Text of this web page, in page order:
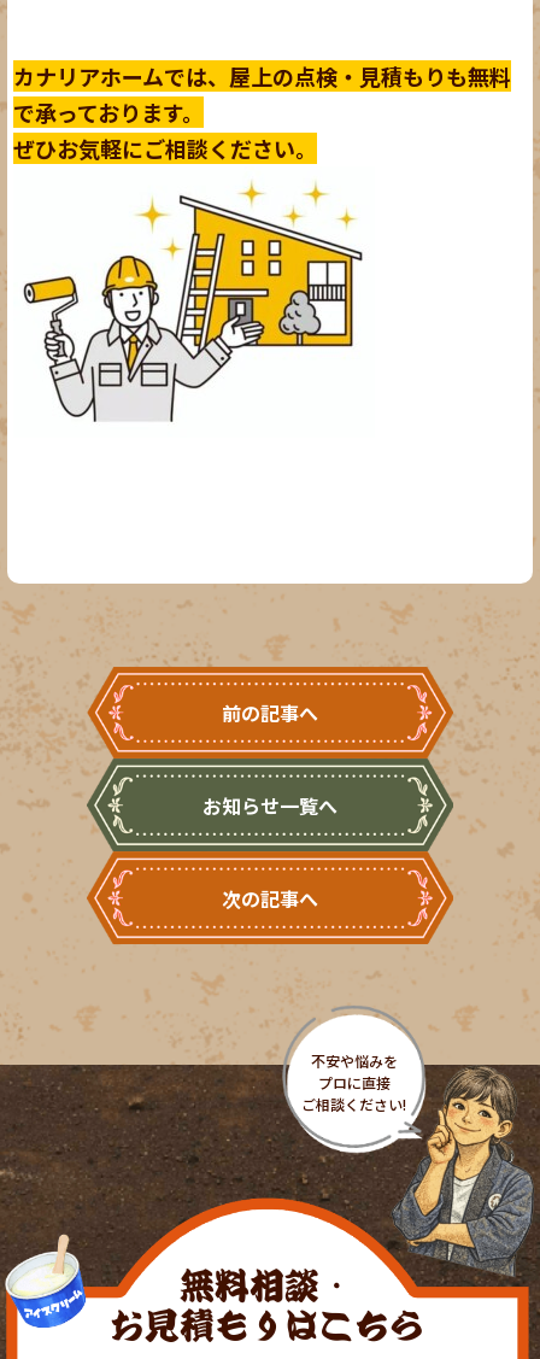
カナリアホームでは、屋上の点検・見積もりも無料
で承っております。
ぜひお気軽にご相談ください。
前の記事へ
お知らせ一覧へ
次の記事へ
無料相談・
お見積もりはこちら